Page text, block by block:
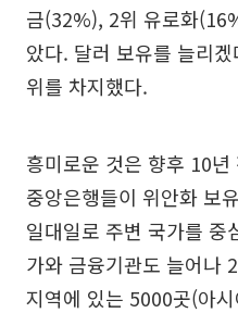
금(32%), 2위 유로화
았다. 달러 보유를 늘리
위를 차지했다.
흥미로운 것은 향후 10
중앙은행들이 위안화 보
일대일로 주변 국가를 중
가와 금융기관도 늘어나
지역에 있는 5000곳(아